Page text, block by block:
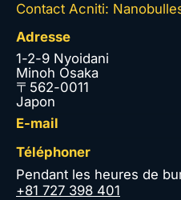
Contact Acniti:
Adresse
1-2-9 Nyoidani
Minoh Osaka
〒562-0011
Japon
E-mail
Téléphoner
Pendant les heures de
+81 727 398 401